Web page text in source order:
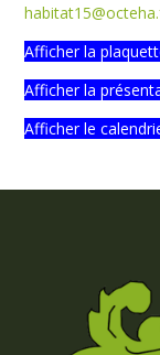
Afficher la
Afficher la
Afficher le